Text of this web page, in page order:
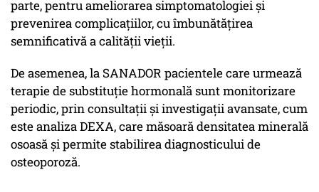
parte, pentru ameliorarea simptomatologiei și
prevenirea complicațiilor, cu îmbunătățirea
semnificativă a calității vieții.
De asemenea, la SANADOR pacientele care urmează
terapie de substituție hormonală sunt monitorizare
periodic, prin consultații și investigații avansate, cum
este analiza DEXA, care măsoară densitatea minerală
osoasă și permite stabilirea diagnosticului de
osteoporoză.